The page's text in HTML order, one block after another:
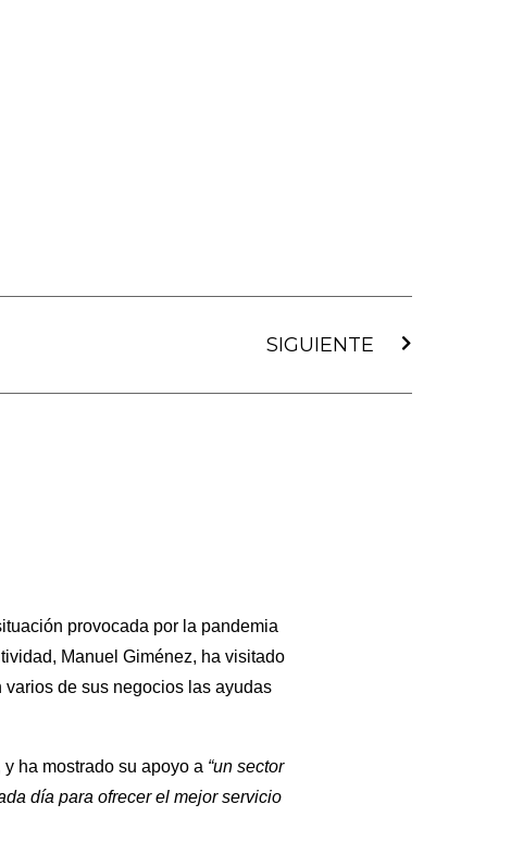
SIGUIENTE
provocada por la pandemia
Manuel Giménez, ha visitado
de sus negocios las ayudas
y ha mostrado su apoyo a “un sector
día para ofrecer el mejor servicio